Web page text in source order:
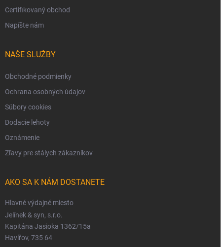
Certifikovaný obchod
Napíšte nám
NAŠE SLUŽBY
Obchodné podmienky
Ochrana osobných údajov
Súbory cookies
Dodacie lehoty
Oznámenie
Zľavy pre stálych zákazníkov
AKO SA K NÁM DOSTANETE
Hlavné výdajné miesto
Jelínek & syn, s.r.o.
Kapitána Jasioka 1362/15a
Havířov, 735 64